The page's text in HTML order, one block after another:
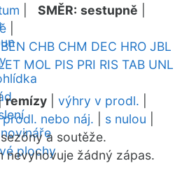
plochy
SMĚR: sestupně
BEN CHB CHM DEC HRO JBL
MOL PIS PRI RIS TAB UNL
remízy výhry v prodl.
prodl. nebo náj. s nulou
a soutěže.
nevyhovuje žádný zápas.